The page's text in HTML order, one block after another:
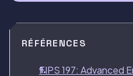
RÉFÉRENCES
FIPS 197: Advanced